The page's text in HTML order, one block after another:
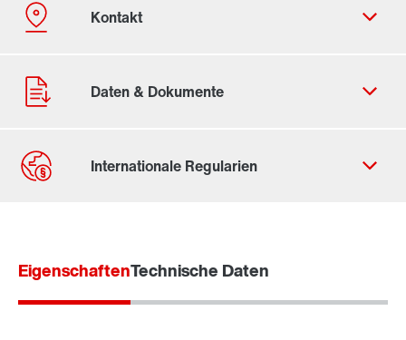
Standorte/Kontakt Österreich
EigenschaftenTechnische Daten